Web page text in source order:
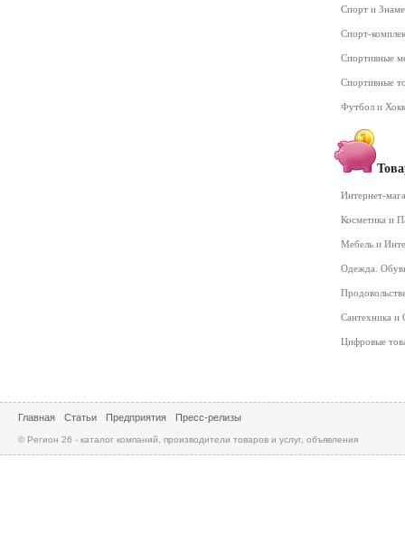
Спорт и
Спорт-
Спортивные
Спортивные
Футбол и
Интернет-
Косметика и
Мебель и
Одежда.
Сантехника и
Цифровые
Главная Статьи Предприятия Пресс-релизы
© Регион 26 - каталог компаний, производители товаров и услуг, объявления